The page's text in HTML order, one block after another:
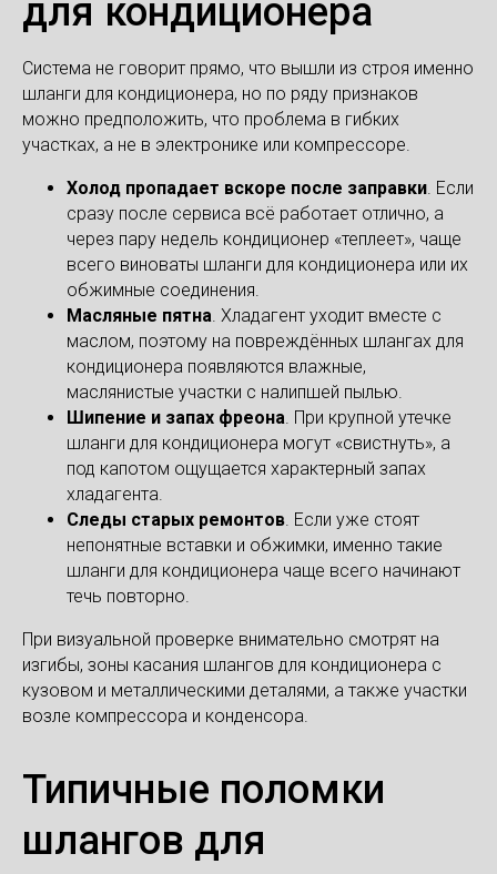
для кондиционера
Система не говорит прямо, что вышли из строя именно
шланги для кондиционера, но по ряду признаков
можно предположить, что проблема в гибких
участках, а не в электронике или компрессоре.
Холод пропадает вскоре после заправки. Если
сразу после сервиса всё работает отлично, а
через пару недель кондиционер «теплеет», чаще
всего виноваты шланги для кондиционера или их
обжимные соединения.
Масляные пятна. Хладагент уходит вместе с
маслом, поэтому на повреждённых шлангах для
кондиционера появляются влажные,
маслянистые участки с налипшей пылью.
Шипение и запах фреона. При крупной утечке
шланги для кондиционера могут «свистнуть», а
под капотом ощущается характерный запах
хладагента.
Следы старых ремонтов. Если уже стоят
непонятные вставки и обжимки, именно такие
шланги для кондиционера чаще всего начинают
течь повторно.
При визуальной проверке внимательно смотрят на
изгибы, зоны касания шлангов для кондиционера с
кузовом и металлическими деталями, а также участки
возле компрессора и конденсора.
Типичные поломки
шлангов для